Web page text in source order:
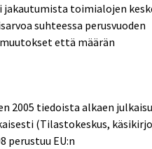
jakautumista toimialojen
suhteessa perusvuoden
että määrän
2005 tiedoista alkaen
(Tilastokeskus,
perustuu EU:n